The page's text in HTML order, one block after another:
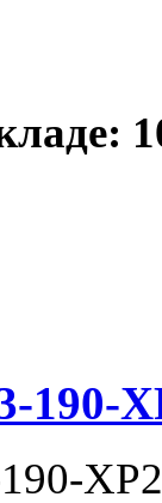
190-